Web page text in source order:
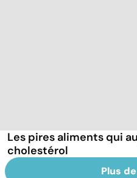
Les pires aliments qui
cholestérol
Plus